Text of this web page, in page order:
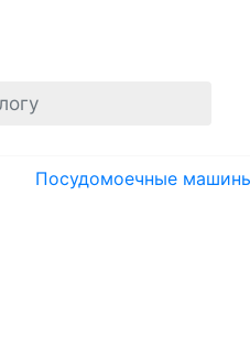
Посудомоечные